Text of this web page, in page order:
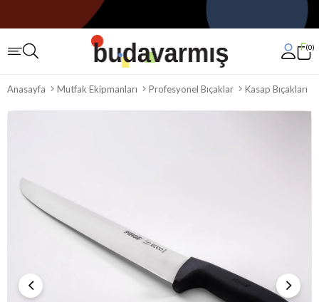
0
Anasayfa Mutfak Ekipmanları Profesyonel Bıçaklar Kasap Bıçakları